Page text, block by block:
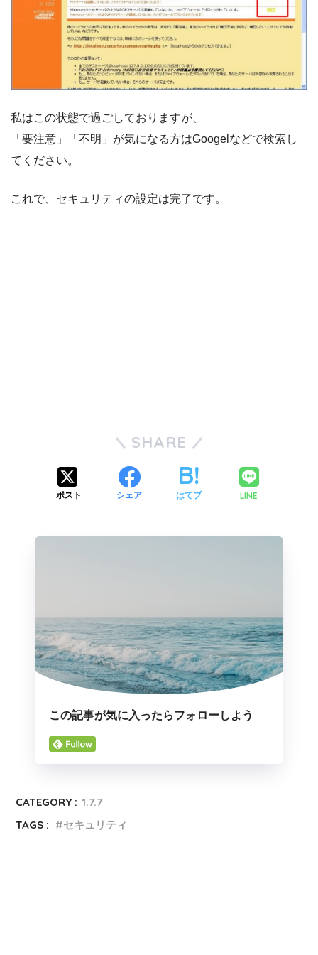
私はこの状態で過ごしておりますが、
「要注意」「不明」が気になる方はGoogelなどで検索し
てください。
これで、セキュリティの設定は完了です。
SHARE
ポスト シェア はてブ LINE
この記事が気に入ったらフォローしよう
CATEGORY : 1.7.7
TAGS :
セキュリティ